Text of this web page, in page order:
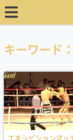
キーワード